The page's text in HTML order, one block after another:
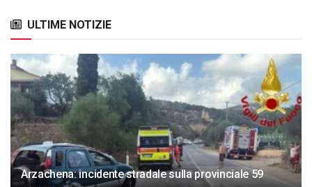
ULTIME NOTIZIE
Arzachena: incidente stradale sulla provinciale 59